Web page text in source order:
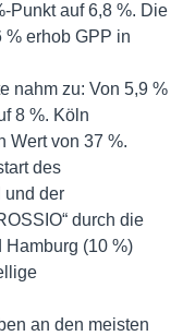
Punkt auf 6,8 %. Die
% erhob GPP in
nahm zu: Von 5,9 %
8 %. Köln
Wert von 37 %.
des
und der
durch die
Hamburg (10 %)
an den meisten